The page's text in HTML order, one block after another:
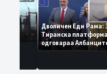
во
Дволичен Еди
Тиранска
одговараа
Македонија, сега